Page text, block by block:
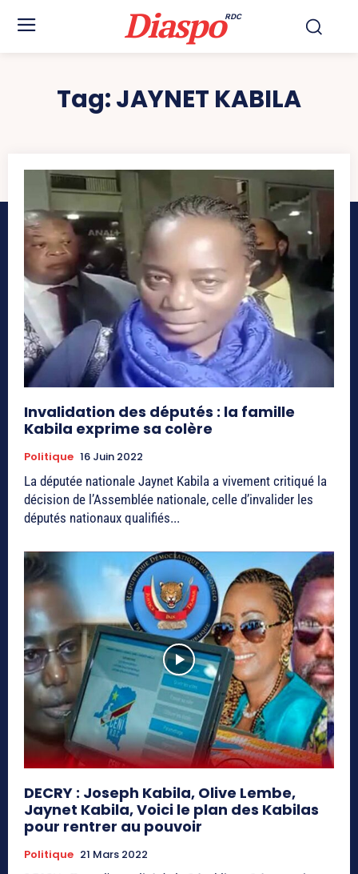
DiaspoRDC
Tag:JAYNET KABILA
Invalidation des députés : la famille
Kabila exprime sa colère
Politique 16 Juin 2022
La députée nationale Jaynet Kabila a vivement critiqué la
décision de l’Assemblée nationale, celle d’invalider les
députés nationaux qualifiés...
DECRY : Joseph Kabila, Olive Lembe,
Jaynet Kabila, Voici le plan des Kabilas
pour rentrer au pouvoir
Politique 21 Mars 2022